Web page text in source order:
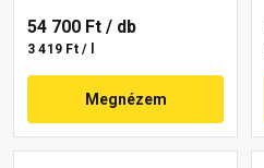
54 700 Ft / db
3 419 Ft / l
Megnézem